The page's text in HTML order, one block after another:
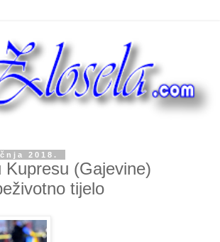
2018.
Kupresu (Gajevine)
tijelo